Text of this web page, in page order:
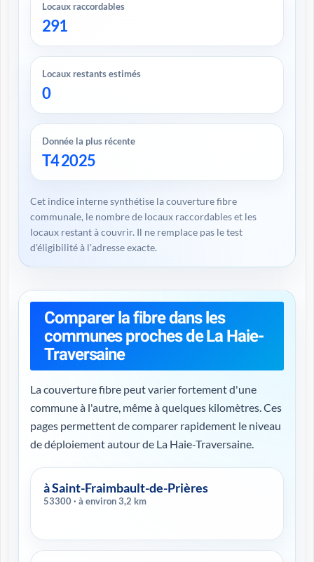
Locaux raccordables
291
Locaux restants estimés
0
Donnée la plus récente
T4 2025
Cet indice interne synthétise la couverture fibre
communale, le nombre de locaux raccordables et les
locaux restant à couvrir. Il ne remplace pas le test
d'éligibilité à l'adresse exacte.
Comparer la fibre dans les
communes proches de La Haie-
Traversaine
La couverture fibre peut varier fortement d'une
commune à l'autre, même à quelques kilomètres. Ces
pages permettent de comparer rapidement le niveau
de déploiement autour de La Haie-Traversaine.
à Saint-Fraimbault-de-Prières
53300 · à environ 3,2 km